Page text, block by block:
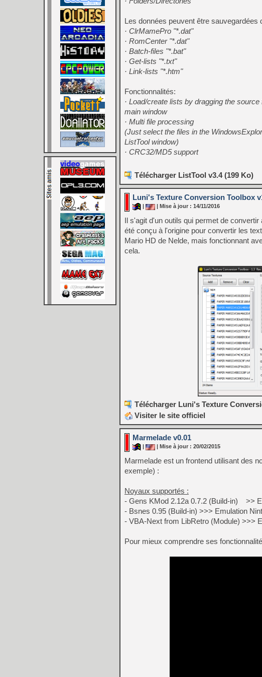
Les données peuvent être sauvegardées
· ClrMamePro "*.dat"
· RomCenter "*.dat"
· Batch-files "*.bat"
· Get-lists "*.txt"
· Link-lists "*.htm"
Fonctionnalités:
· Load/create lists by dragging the
main window
· Multi file processing
(Just select the files in the
ListTool window)
· CRC32/MD5 support
Télécharger ListTool v3.4 (199 Ko)
Luni's Texture Conversion Toolbox
| Mise à jour : 14/11/2016
Il s'agit d'un outils qui permet de
été conçu à l'origine pour convertir les
Mario HD de Nelde, mais fonctionnant
cela.
Télécharger Luni's Texture
Visiter le site officiel
Marmelade v0.01
| Mise à jour : 20/02/2015
Marmelade est un frontend utilisant des
exemple) :
Noyaux supportés :
- Gens KMod 2.12a 0.7.2 (Build-in) >>
- Bsnes 0.95 (Build-in) >>> Emulation
- VBA-Next from LibRetro (Module) >>>
Pour mieux comprendre ses